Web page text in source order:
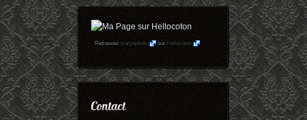
Retrouvezmaryophoto surHellocoton